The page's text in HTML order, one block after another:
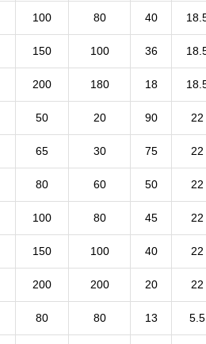
100 80 40
150 100 36
200 180 18
50 20 90 22
65 30 75 22
80 60 50 22
100 80 45 22
150 100 40 22
200 200 20 22
80 80 13 5.5